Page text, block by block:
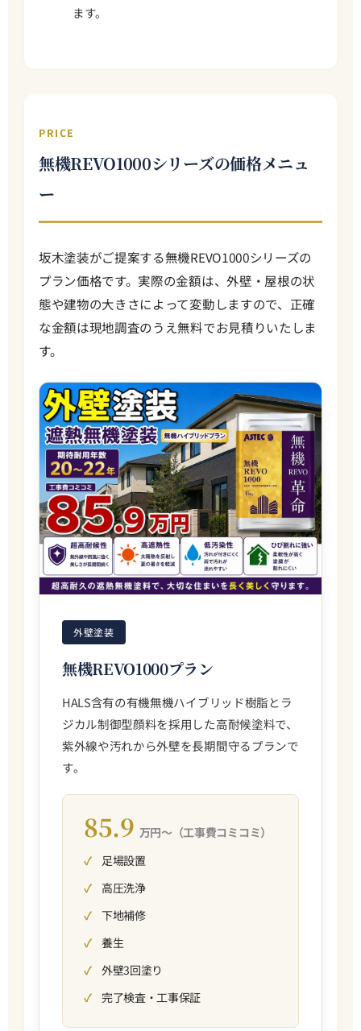
ます。
PRICE
無機REVO1000シリーズの価格メニュ
ー
坂木塗装がご提案する無機REVO1000シリーズの
プラン価格です。実際の金額は、外壁・屋根の状
態や建物の大きさによって変動しますので、正確
な金額は現地調査のうえ無料でお見積りいたしま
す。
外壁塗装
無機REVO1000プラン
HALS含有の有機無機ハイブリッド樹脂とラ
ジカル制御型顔料を採用した高耐候塗料で、
紫外線や汚れから外壁を長期間守るプランで
す。
85.9 万円〜（工事費コミコミ）
足場設置
高圧洗浄
下地補修
養生
外壁3回塗り
完了検査・工事保証